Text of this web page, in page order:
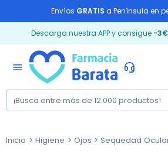
Envíos GRATIS a Península en
Descarga nuestra APP y consigue -3€
menu
Inicio Higiene Ojos Sequedad